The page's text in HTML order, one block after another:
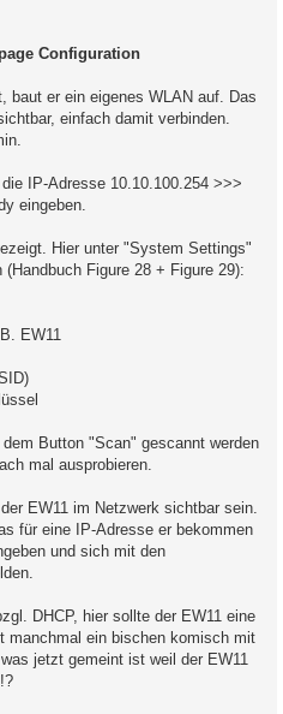
Configuration
baut er ein eigenes WLAN auf. Das
einfach damit verbinden.
IP-Adresse 10.10.100.254 >>>
eingeben.
Hier unter "System Settings"
Figure 28 + Figure 29):
EW11
Button "Scan" gescannt werden
mal ausprobieren.
EW11 im Netzwerk sichtbar sein.
für eine IP-Adresse er bekommen
und sich mit den
DHCP, hier sollte der EW11 eine
manchmal ein bischen komisch mit
jetzt gemeint ist weil der EW11